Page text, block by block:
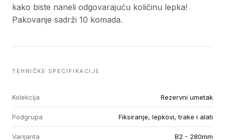
kako biste naneli odgovarajuću količinu lepka!
Pakovanje sadrži 10 komada.
TEHNIČKE SPECIFIKACIJE
Kolekcija Rezervni umetak
Podgrupa Fiksiranje, lepkovi, trake i alati
Varijanta B2 - 280mm